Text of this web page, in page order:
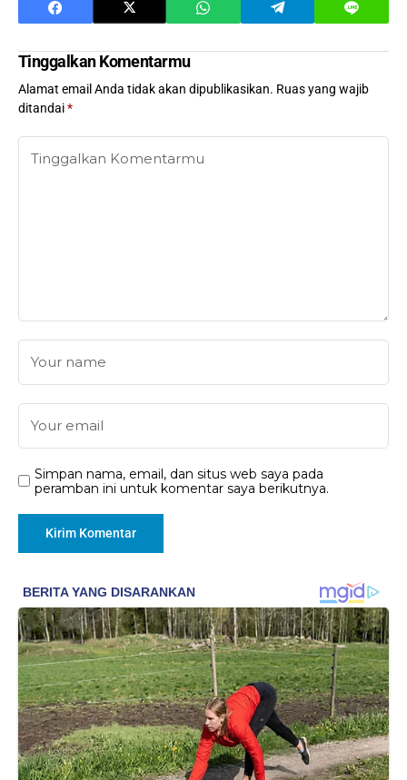
Tinggalkan Komentarmu
Alamat email Anda tidak akan dipublikasikan. Ruas yang wajib
ditandai*
Simpan nama, email, dan situs web saya pada
peramban ini untuk komentar saya berikutnya.